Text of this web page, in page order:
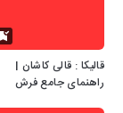
قالیکا : قالی کاشان |
راهنمای جامع فرش